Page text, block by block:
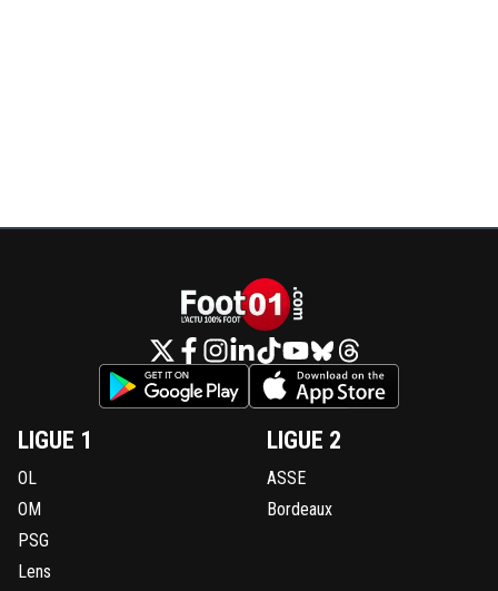
LIGUE 1
OL
OM
PSG
Lens
LIGUE 2
ASSE
Bordeaux